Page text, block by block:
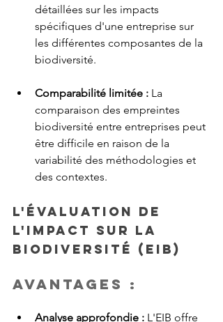
détaillées sur les impacts
spécifiques d'une entreprise sur
les différentes composantes de la
biodiversité.
Comparabilité limitée : La
comparaison des empreintes
biodiversité entre entreprises peut
être difficile en raison de la
variabilité des méthodologies et
des contextes.
L'évaluation de
l'impact sur la
biodiversité (EIB)
Avantages :
Analyse approfondie : L'EIB offre